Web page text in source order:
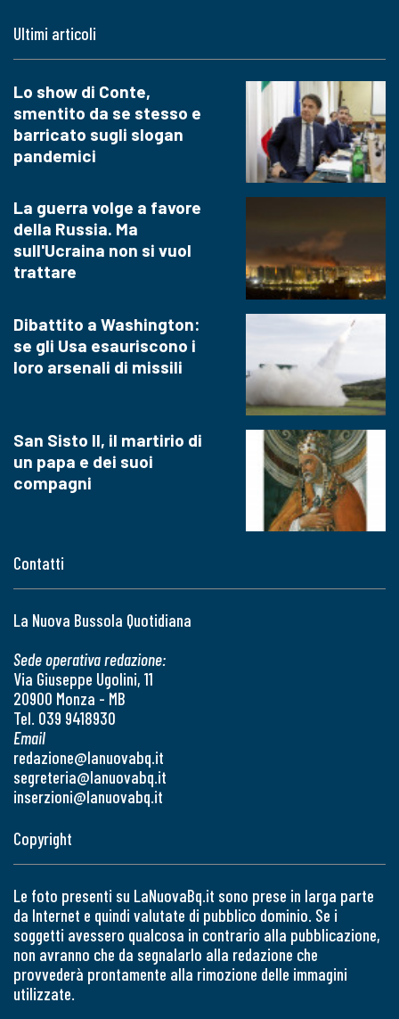
Contatti
La Nuova Bussola Quotidiana
Sede operativa redazione:
Via Giuseppe Ugolini, 11
20900 Monza - MB
Tel. 039 9418930
Email
redazione@lanuovabq.it
segreteria@lanuovabq.it
inserzioni@lanuovabq.it
Ultimi articoli
Lo show di Conte,
smentito da se stesso e
barricato sugli slogan
pandemici
La guerra volge a favore
della Russia. Ma
sull'Ucraina non si vuol
trattare
Dibattito a Washington:
se gli Usa esauriscono i
loro arsenali di missili
San Sisto II, il martirio di
un papa e dei suoi
compagni
Copyright
Le foto presenti su LaNuovaBq.it sono prese in larga parte
da Internet e quindi valutate di pubblico dominio. Se i
soggetti avessero qualcosa in contrario alla pubblicazione,
non avranno che da segnalarlo alla redazione che
provvederà prontamente alla rimozione delle immagini
utilizzate.